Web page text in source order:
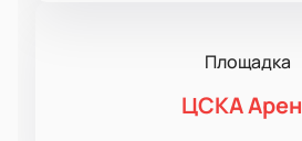
Площадка
ЦСКА